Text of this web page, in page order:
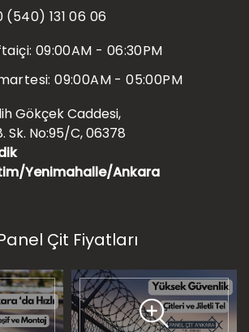
(540) 131 06 06
09:00AM - 06:30PM
09:00AM - 05:00PM
Gökçek Caddesi,
Sk. No:95/C, 06378
Yenimahalle/Ankara
Çit Fiyatları